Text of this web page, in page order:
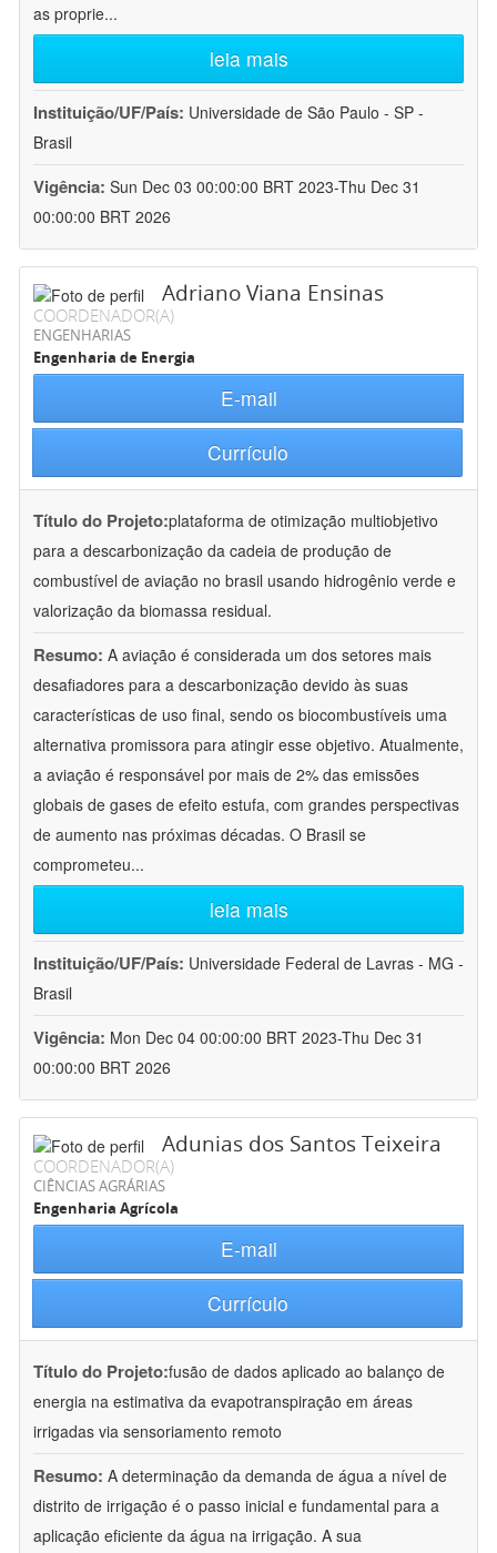
as proprie...
leia mais
Instituição/UF/País: Universidade de São Paulo - SP -
Brasil
Vigência: Sun Dec 03 00:00:00 BRT 2023-Thu Dec 31
00:00:00 BRT 2026
Adriano Viana Ensinas
COORDENADOR(A)
ENGENHARIAS
Engenharia de Energia
E-mail
Currículo
Título do Projeto:plataforma de otimização multiobjetivo
para a descarbonização da cadeia de produção de
combustível de aviação no brasil usando hidrogênio verde e
valorização da biomassa residual.
Resumo: A aviação é considerada um dos setores mais
desafiadores para a descarbonização devido às suas
características de uso final, sendo os biocombustíveis uma
alternativa promissora para atingir esse objetivo. Atualmente,
a aviação é responsável por mais de 2% das emissões
globais de gases de efeito estufa, com grandes perspectivas
de aumento nas próximas décadas. O Brasil se
comprometeu...
leia mais
Instituição/UF/País: Universidade Federal de Lavras - MG -
Brasil
Vigência: Mon Dec 04 00:00:00 BRT 2023-Thu Dec 31
00:00:00 BRT 2026
Adunias dos Santos Teixeira
COORDENADOR(A)
CIÊNCIAS AGRÁRIAS
Engenharia Agrícola
E-mail
Currículo
Título do Projeto:fusão de dados aplicado ao balanço de
energia na estimativa da evapotranspiração em áreas
irrigadas via sensoriamento remoto
Resumo: A determinação da demanda de água a nível de
distrito de irrigação é o passo inicial e fundamental para a
aplicação eficiente da água na irrigação. A sua